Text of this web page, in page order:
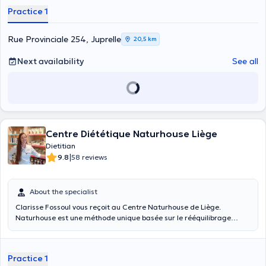
welcomes you in her private practice located in Liège for
consultation! Content translated by google translate
Practice 1
Rue Provinciale 254, Juprelle 20,5 km
Next availability See all
Centre Diététique Naturhouse Liège
Dietitian
9.8|58 reviews
About the specialist
Clarisse Fossoul vous reçoit au Centre Naturhouse de Liège.
Naturhouse est une méthode unique basée sur le rééquilibrage
plan diététique personnalisé ; - gamme de produits exclusifs à base
Naturhouse s’adresse à : - des personnes qui souhaitent perdre du
Practice 1